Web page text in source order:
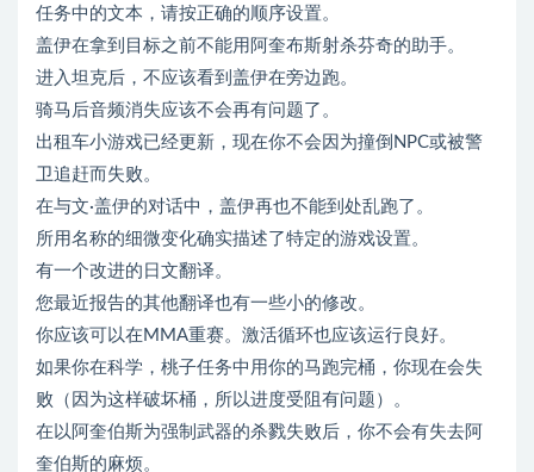
任务中的文本，请按正确的顺序设置。
盖伊在拿到目标之前不能用阿奎布斯射杀芬奇的助手。
进入坦克后，不应该看到盖伊在旁边跑。
骑马后音频消失应该不会再有问题了。
出租车小游戏已经更新，现在你不会因为撞倒NPC或被警
卫追赶而失败。
在与文·盖伊的对话中，盖伊再也不能到处乱跑了。
所用名称的细微变化确实描述了特定的游戏设置。
有一个改进的日文翻译。
您最近报告的其他翻译也有一些小的修改。
你应该可以在MMA重赛。激活循环也应该运行良好。
如果你在科学，桃子任务中用你的马跑完桶，你现在会失
败（因为这样破坏桶，所以进度受阻有问题）。
在以阿奎伯斯为强制武器的杀戮失败后，你不会有失去阿
奎伯斯的麻烦。